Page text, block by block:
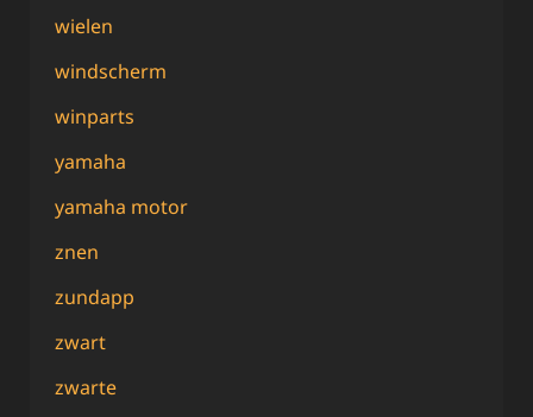
wielen
windscherm
winparts
yamaha
yamaha motor
znen
zundapp
zwart
zwarte